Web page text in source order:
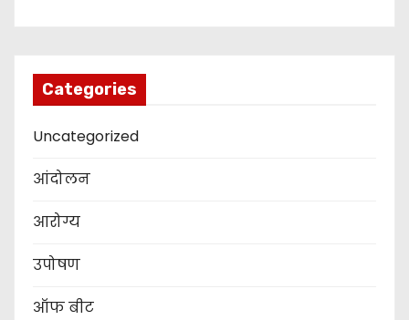
Categories
Uncategorized
आंदोलन
आरोग्य
उपोषण
ऑफ बीट